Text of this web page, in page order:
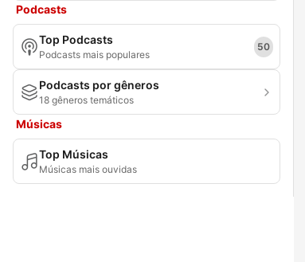
Podcasts
Top Podcasts
Podcasts mais populares
50
Podcasts por gêneros
18 gêneros temáticos
Músicas
Top Músicas
Músicas mais ouvidas